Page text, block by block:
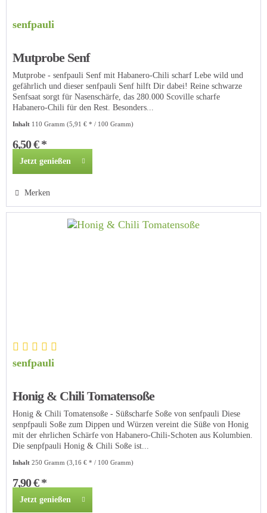
senfpauli
Mutprobe Senf
Mutprobe - senfpauli Senf mit Habanero-Chili scharf Lebe wild und
gefährlich und dieser senfpauli Senf hilft Dir dabei! Reine schwarze
Senfsaat sorgt für Nasenschärfe, das 280.000 Scoville scharfe
Habanero-Chili für den Rest. Besonders...
Inhalt 110 Gramm(5,91 € * / 100 Gramm)
6,50 € *
Jetzt genießen
Merken
senfpauli
Honig & Chili Tomatensoße
Honig & Chili Tomatensoße - Süßscharfe Soße von senfpauli Diese
senpfpauli Soße zum Dippen und Würzen vereint die Süße von Honig
mit der ehrlichen Schärfe von Habanero-Chili-Schoten aus Kolumbien.
Die senpfpauli Honig & Chili Soße ist...
Inhalt250 Gramm(3,16 € * / 100 Gramm)
7,90 € *
Jetzt genießen